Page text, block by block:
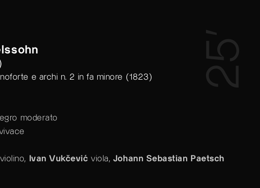
e archi n. 2 in fa minore (1823)
moderato
violino, Ivan Vukčević viola, Johann Sebastian Paetsch
25’